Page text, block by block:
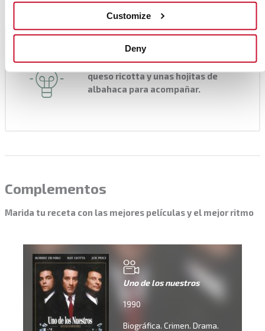
Customize
Deny
Consejo del chef
Puedes añadir unas cucharadas de
queso ricotta y unas hojitas de
albahaca para acompañar.
Complementos
Marida tu receta con las mejores películas y el mejor ritmo
Uno de los nuestros
1990
Biográfica. Crimen. Drama.